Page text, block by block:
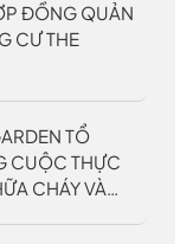
ĐỒNG QUẢN
CƯ THE
TỔ
CUỘC THỰC
CHÁY VÀ